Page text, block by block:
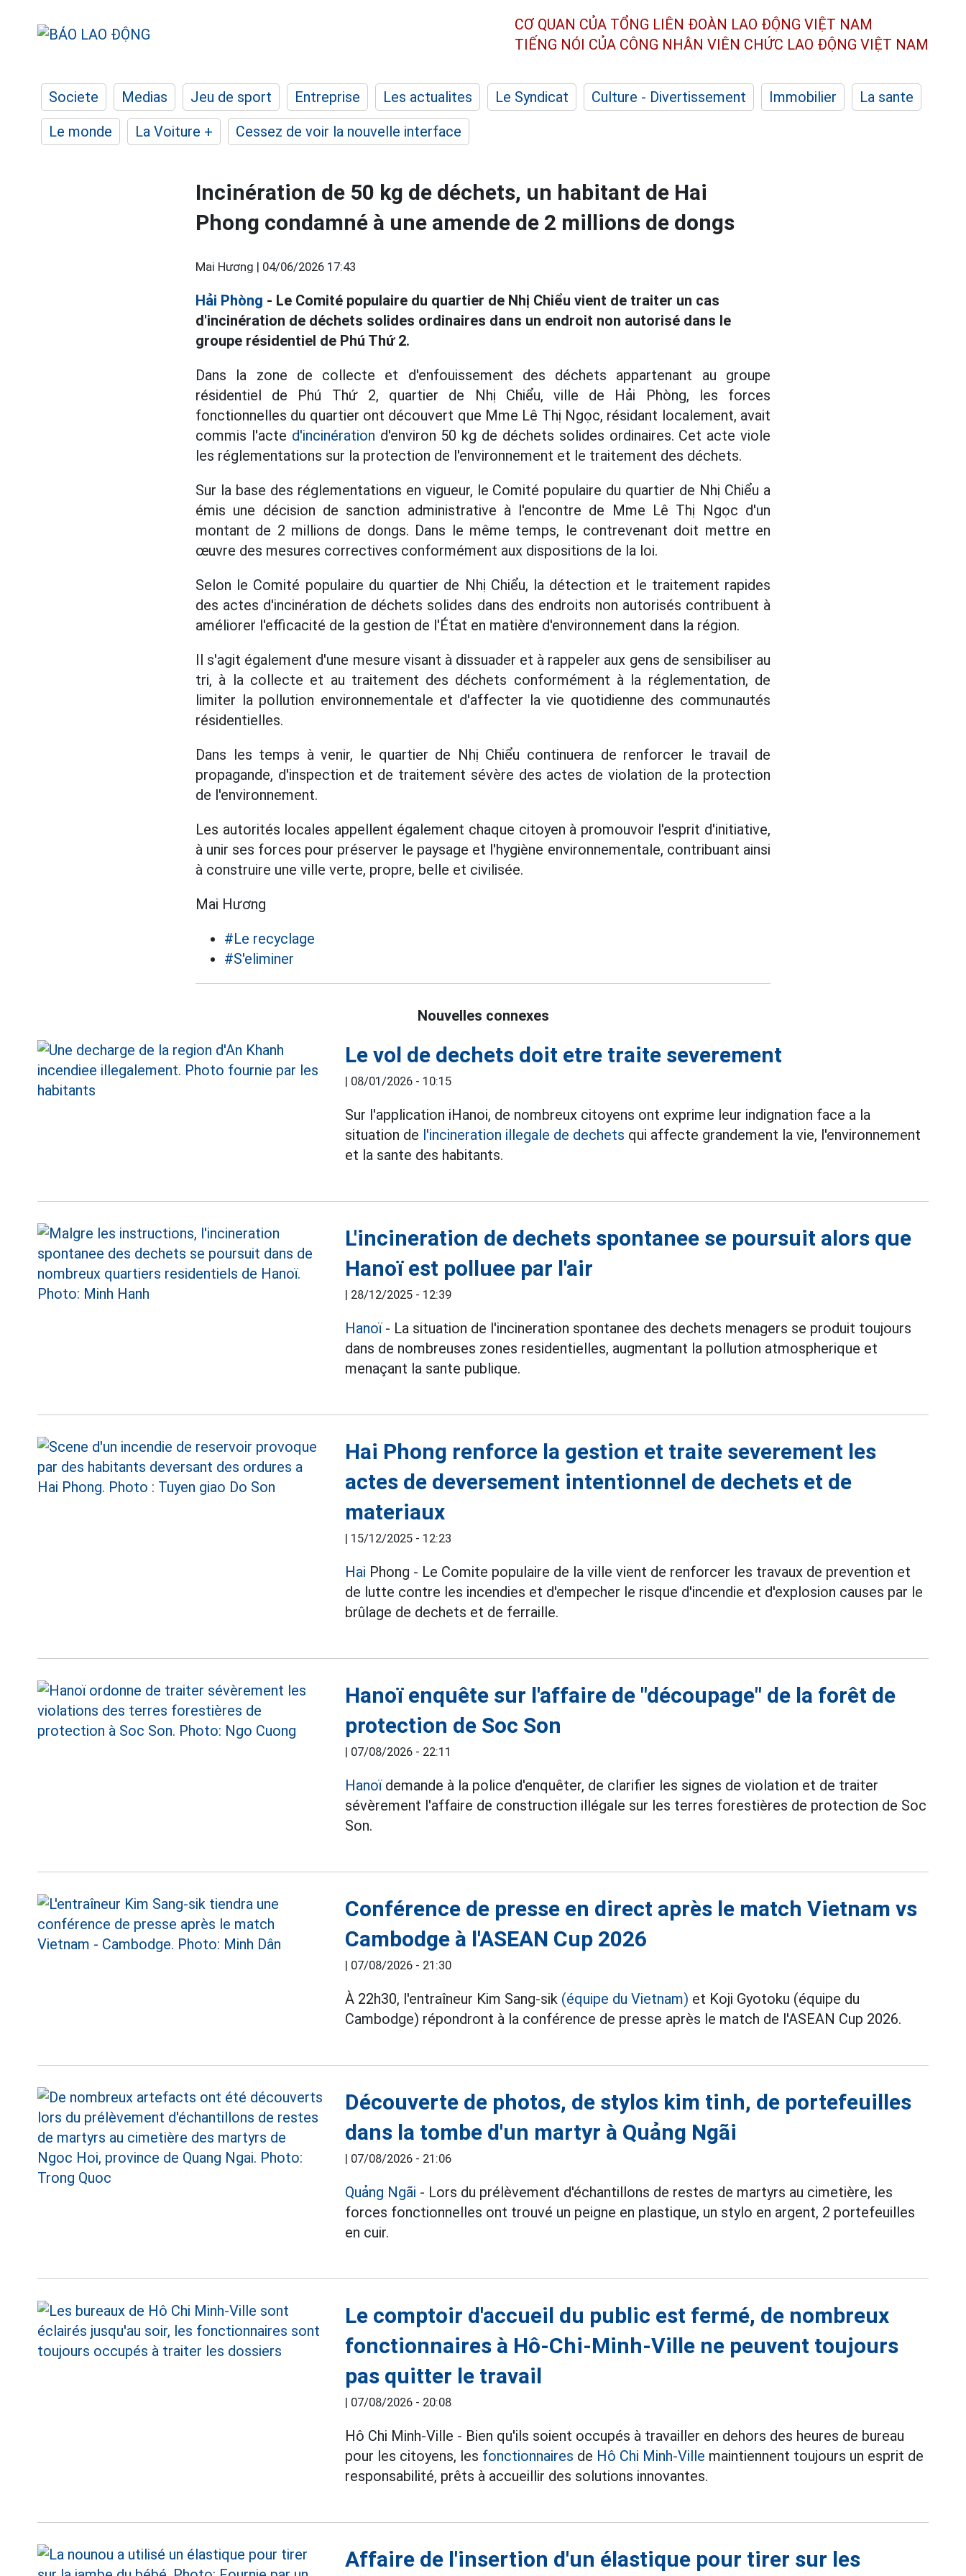
CƠ QUAN CỦA TỔNG LIÊN ĐOÀN LAO ĐỘNG VIỆT NAM
TIẾNG NÓI CỦA CÔNG NHÂN VIÊN CHỨC LAO ĐỘNG VIỆT NAM
Societe Medias Jeu de sport Entreprise Les actualites Le Syndicat Culture - Divertissement Immobilier
La sante
Le monde
La Voiture + Cessez de voir la nouvelle interface
Incinération de 50 kg de déchets, un habitant de Hai
Phong condamné à une amende de 2 millions de dongs
Mai Hương | 04/06/2026 17:43
Hải Phòng - Le Comité populaire du quartier de Nhị Chiểu vient de traiter un cas
d'incinération de déchets solides ordinaires dans un endroit non autorisé dans le
groupe résidentiel de Phú Thứ 2.
Dans la zone de collecte et d'enfouissement des déchets appartenant au groupe
résidentiel de Phú Thứ 2, quartier de Nhị Chiểu, ville de Hải Phòng, les forces
fonctionnelles du quartier ont découvert que Mme Lê Thị Ngọc, résidant localement, avait
commis l'acte d'incinération d'environ 50 kg de déchets solides ordinaires. Cet acte viole
les réglementations sur la protection de l'environnement et le traitement des déchets.
Sur la base des réglementations en vigueur, le Comité populaire du quartier de Nhị Chiểu a
émis une décision de sanction administrative à l'encontre de Mme Lê Thị Ngọc d'un
montant de 2 millions de dongs. Dans le même temps, le contrevenant doit mettre en
œuvre des mesures correctives conformément aux dispositions de la loi.
Selon le Comité populaire du quartier de Nhị Chiểu, la détection et le traitement rapides
des actes d'incinération de déchets solides dans des endroits non autorisés contribuent à
améliorer l'efficacité de la gestion de l'État en matière d'environnement dans la région.
Il s'agit également d'une mesure visant à dissuader et à rappeler aux gens de sensibiliser au
tri, à la collecte et au traitement des déchets conformément à la réglementation, de
limiter la pollution environnementale et d'affecter la vie quotidienne des communautés
résidentielles.
Dans les temps à venir, le quartier de Nhị Chiểu continuera de renforcer le travail de
propagande, d'inspection et de traitement sévère des actes de violation de la protection
de l'environnement.
Les autorités locales appellent également chaque citoyen à promouvoir l'esprit d'initiative,
à unir ses forces pour préserver le paysage et l'hygiène environnementale, contribuant ainsi
à construire une ville verte, propre, belle et civilisée.
Mai Hương
#Le recyclage
#S'eliminer
Nouvelles connexes
Le vol de dechets doit etre traite severement
| 08/01/2026 - 10:15
Sur l'application iHanoi, de nombreux citoyens ont exprime leur indignation face a la
situation de l'incineration illegale de dechets qui affecte grandement la vie, l'environnement
et la sante des habitants.
L'incineration de dechets spontanee se poursuit alors que
Hanoï est polluee par l'air
| 28/12/2025 - 12:39
Hanoï- La situation de l'incineration spontanee des dechets menagers se produit toujours
dans de nombreuses zones residentielles, augmentant la pollution atmospherique et
menaçant la sante publique.
Hai Phong renforce la gestion et traite severement les
actes de deversement intentionnel de dechets et de
materiaux
| 15/12/2025 - 12:23
Hai Phong - Le Comite populaire de la ville vient de renforcer les travaux de prevention et
de lutte contre les incendies et d'empecher le risque d'incendie et d'explosion causes par le
brûlage de dechets et de ferraille.
Hanoï enquête sur l'affaire de "découpage" de la forêt de
protection de Soc Son
| 07/08/2026 - 22:11
Hanoïdemande à la police d'enquêter, de clarifier les signes de violation et de traiter
sévèrement l'affaire de construction illégale sur les terres forestières de protection de Soc
Son.
Conférence de presse en direct après le match Vietnam vs
Cambodge à l'ASEAN Cup 2026
| 07/08/2026 - 21:30
À 22h30, l'entraîneur Kim Sang-sik (équipe du Vietnam) et Koji Gyotoku (équipe du
Cambodge) répondront à la conférence de presse après le match de l'ASEAN Cup 2026.
Découverte de photos, de stylos kim tinh, de portefeuilles
dans la tombe d'un martyr à Quảng Ngãi
| 07/08/2026 - 21:06
Quảng Ngãi - Lors du prélèvement d'échantillons de restes de martyrs au cimetière, les
forces fonctionnelles ont trouvé un peigne en plastique, un stylo en argent, 2 portefeuilles
en cuir.
Le comptoir d'accueil du public est fermé, de nombreux
fonctionnaires à Hô-Chi-Minh-Ville ne peuvent toujours
pas quitter le travail
| 07/08/2026 - 20:08
Hô Chi Minh-Ville - Bien qu'ils soient occupés à travailler en dehors des heures de bureau
pour les citoyens, les fonctionnaires de Hô Chi Minh-Ville maintiennent toujours un esprit de
responsabilité, prêts à accueillir des solutions innovantes.
Affaire de l'insertion d'un élastique pour tirer sur les